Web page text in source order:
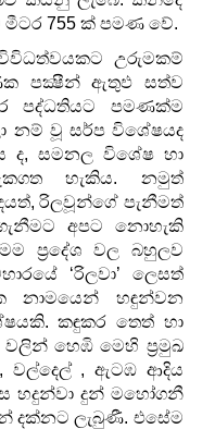
755 ක් පමණ වේ.
උරුමකම්
පක්‍ෂීන් ඇතුඵ සත්ව
පද්ධතියට පමණක්ම
නම් වූ සර්ප විශේෂයද
ද, සමනල විශේෂ හා
හැකිය. නමුත්
රිලවූන්ගේ පැනීමත්
අපට නොහැකි
ප්‍රදේශ වල බහුලව
‘රිලවා’ ලෙසත්
නාමයෙන් හඳුන්වන
කඳුකර තෙත් හා
හෙඹි මෙහි ප්‍රමුඛ
වල්දෙල් , ඇටඹ ආදිය
හදුන්වා දුන් මහෝගනී
දක්නට ලැබුණී. එසේම